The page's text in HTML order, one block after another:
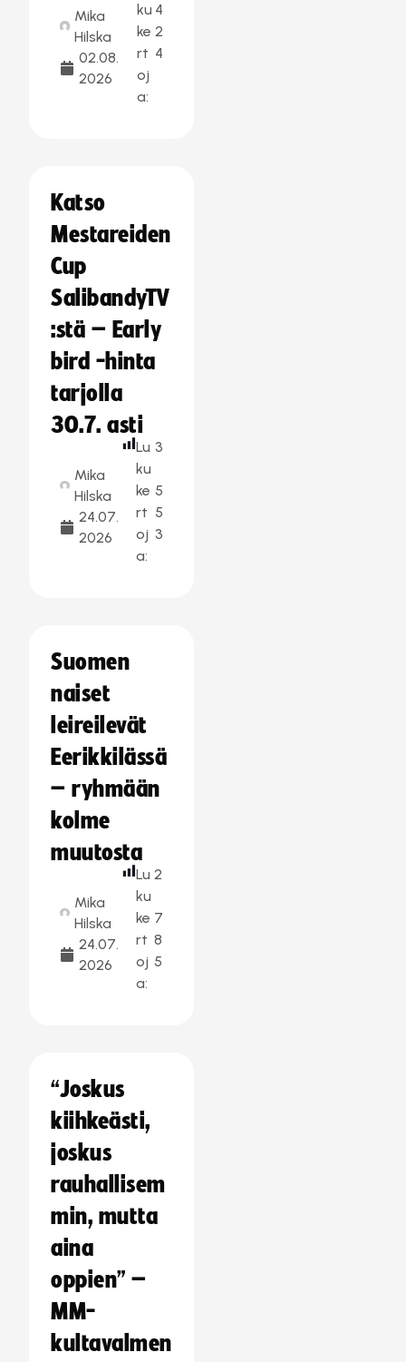
Mika
Hilska
02.08.
2026
ku
ke
rt
oj
a:
4
2
4
Katso
Mestareiden
Cup
SalibandyTV
:stä – Early
bird -hinta
tarjolla
30.7. asti
Mika
Hilska
24.07.
2026
Lu
ku
ke
rt
oj
a:
3
5
5
3
Suomen
naiset
leireilevät
Eerikkilässä
– ryhmään
kolme
muutosta
Mika
Hilska
24.07.
2026
Lu
ku
ke
rt
oj
a:
2
7
8
5
“Joskus
kiihkeästi,
joskus
rauhallisem
min, mutta
aina
oppien” –
MM-
kultavalmen